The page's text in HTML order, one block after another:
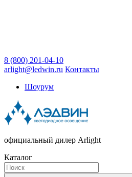
8 (800) 201-04-10
arlight@ledwin.ru Контакты
Шоурум
официальный дилер Arlight
Каталог